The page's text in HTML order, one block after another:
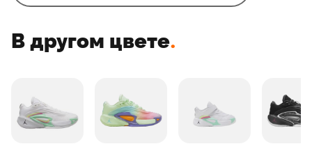
В другом цвете.